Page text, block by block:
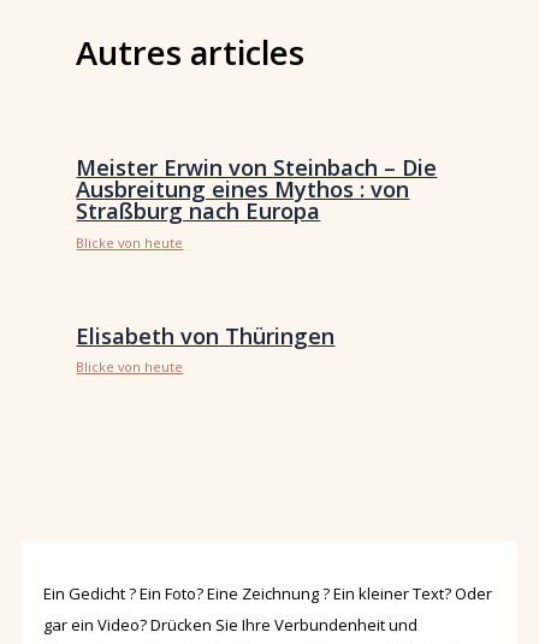
Autres articles
Meister Erwin von Steinbach – Die
Ausbreitung eines Mythos : von
Straßburg nach Europa
Blicke von heute
Elisabeth von Thüringen
Blicke von heute
Ein Gedicht ? Ein Foto? Eine Zeichnung ? Ein kleiner Text? Oder
gar ein Video? Drücken Sie Ihre Verbundenheit und